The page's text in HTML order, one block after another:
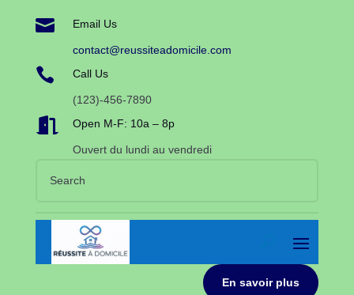
 Email Us
contact@reussiteadomicile.com
 Call Us
(123)-456-7890
 Open M-F: 10a – 8p
Ouvert du lundi au vendredi
En savoir plus